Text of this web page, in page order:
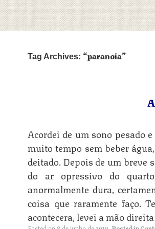
Tag Archives: paranoia
Acordei de um sono pesado
muito tempo sem beber
deitado. Depois de um
do ar opressivo do
anormalmente dura,
coisa que raramente faço.
acontecera, levei a mão